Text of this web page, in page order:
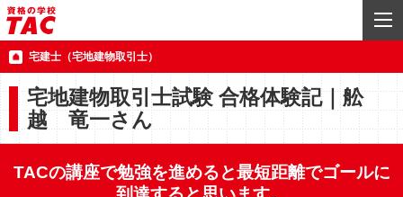
宅建士（宅地建物取引士）
宅地建物取引士試験 合格体験記｜舩
越 竜一さん
TACの講座で勉強を進めると最短距離でゴールに